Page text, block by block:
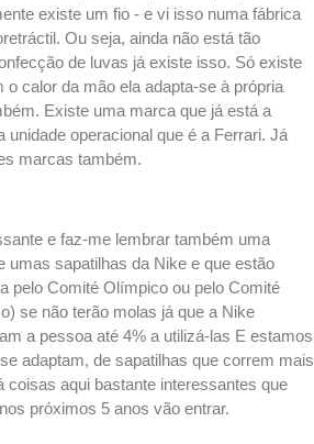
existe um fio - e vi isso numa fábrica
Ou seja, ainda não está tão
de luvas já existe isso. Só existe
o calor da mão ela adapta-se à própria
Existe uma marca que já está a
unidade operacional que é a Ferrari. Já
marcas também.
e faz-me lembrar também uma
umas sapatilhas da Nike e que estão
pelo Comité Olímpico ou pelo Comité
se não terão molas já que a Nike
a pessoa até 4% a utilizá-las E estamos
adaptam, de sapatilhas que correm mais
coisas aqui bastante interessantes que
próximos 5 anos vão entrar.